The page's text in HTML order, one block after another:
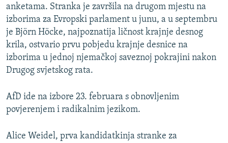
anketama. Stranka je završila na drugom mjestu na
izborima za Evropski parlament u junu, a u septembru
je Björn Höcke, najpoznatija ličnost krajnje desnog
krila, ostvario prvu pobjedu krajnje desnice na
izborima u jednoj njemačkoj saveznoj pokrajini nakon
Drugog svjetskog rata.
AfD ide na izbore 23. februara s obnovljenim
povjerenjem i radikalnim jezikom.
Alice Weidel, prva kandidatkinja stranke za